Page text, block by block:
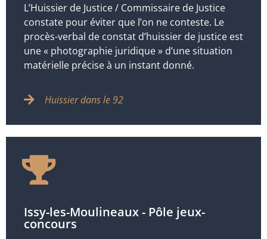
L’Huissier de Justice / Commissaire de Justice
constate pour éviter que l’on ne conteste. Le
procès-verbal de constat d’huissier de justice est
une « photographie juridique » d’une situation
matérielle précise à un instant donné.
Huissier dans le 92
Issy-les-Moulineaux - Pôle jeux-
concours